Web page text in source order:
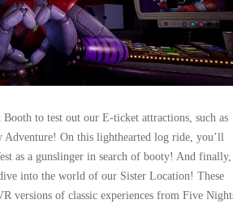
to test out our E-ticket attractions, such as
Adventure! On this lighthearted log ride, you’ll
as a gunslinger in search of booty! And
into the world of our Sister Location! These
versions of classic experiences from Five